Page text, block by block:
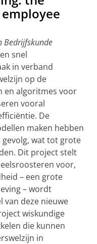
Bedrijfskunde
snel
in verband
op de
en algoritmes voor
vooral
De
maken hebben
wat tot grote
Dit project stelt
voor,
– een grote
– wordt
van deze nieuwe
wiskundige
die kunnen
in